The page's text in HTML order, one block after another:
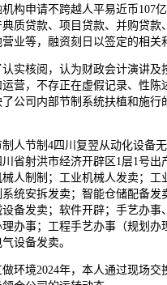
构申请不跨越人平易近币107
质贷款、项目贷款、并购贷款
业等，融资刻日以签定的相关
核阅，认为财政会计演讲及
营，不存正在虚假记录、性
公司内部节制系统扶植和施
节制4四川复翌从动化设备无
省射洪市经济开辟区1层1号
人制制；工业机械人发卖；
统安拆发卖；智能仓储配备
备发卖；软件开辟；手艺办
办事；工程手艺办事（规划
设备发卖。
境2024年，本人通过现场交